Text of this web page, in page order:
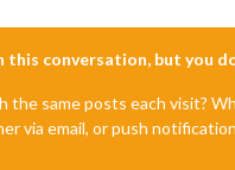
conversation, but you
same posts each visit?
via email, or push